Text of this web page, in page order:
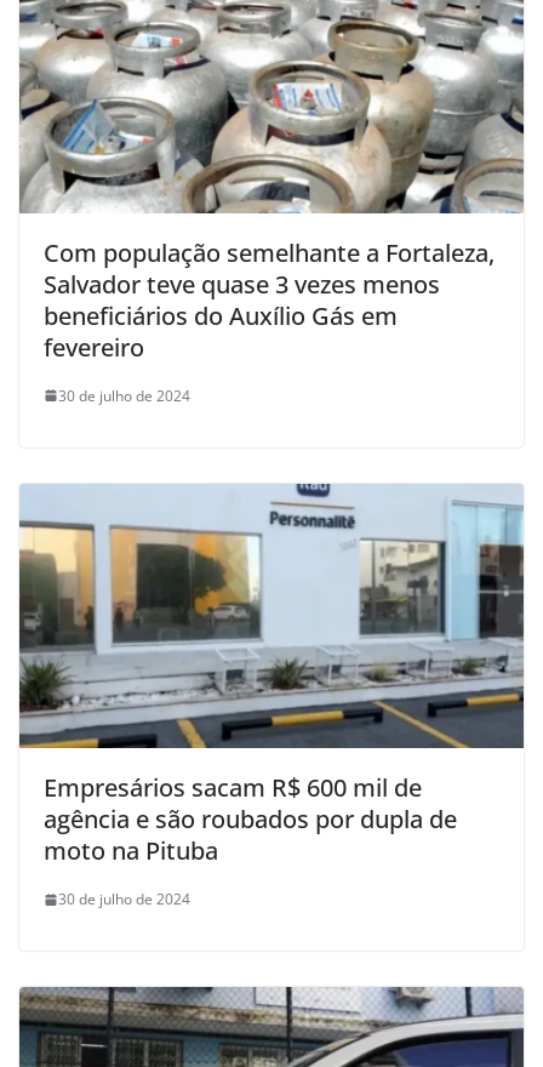
Com população semelhante a Fortaleza,
Salvador teve quase 3 vezes menos
beneficiários do Auxílio Gás em
fevereiro
30 de julho de 2024
Empresários sacam R$ 600 mil de
agência e são roubados por dupla de
moto na Pituba
30 de julho de 2024